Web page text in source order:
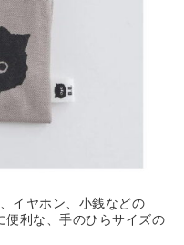
イヤホン、小銭などの
便利な、手のひらサイズの